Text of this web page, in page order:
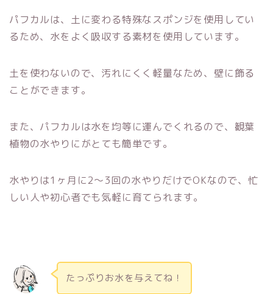
パフカルは、土に変わる特殊なスポンジを使用してい
るため、水をよく吸収する素材を使用しています。
土を使わないので、汚れにくく軽量なため、壁に飾る
ことができます。
また、パフカルは水を均等に運んでくれるので、観葉
植物の水やりにがとても簡単です。
水やりは1ヶ月に2～3回の水やりだけでOKなので、忙
しい人や初心者でも気軽に育てられます。
たっぷりお水を与えてね！